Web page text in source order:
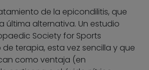
de la epicondilitis, que
última alternativa. Un estudio
Society for Sports
de terapia, esta vez sencilla y que
como ventaja (en